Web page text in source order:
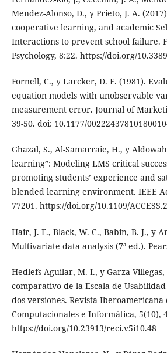
Mendez-Alonso, D., y Prieto, J. A.
cooperative learning, and academic
Interactions to prevent school failure.
Psychology, 8:22. https://doi.org/
Fornell, C., y Larcker, D. F. (1981).
equation models with unobservable
measurement error. Journal of
39-50. doi: 10.1177/
Ghazal, S., Al-Samarraie, H., y
learning”: Modeling LMS critical
promoting students’ experience and
blended learning environment. IEEE
77201. https://doi.org/10.1109/
Hair, J. F., Black, W. C., Babin, B. J., y
Multivariate data analysis (7ª ed.).
Hedlefs Aguilar, M. I., y Garza Villegas,
comparativo de la Escala de Usabilidad
dos versiones. Revista Iberoamericana
Computacionales e Informática, 5(10),
https://doi.org/10.23913/reci.v5i10.48